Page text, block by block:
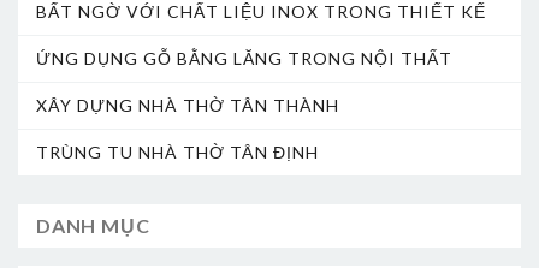
BẤT NGỜ VỚI CHẤT LIỆU INOX TRONG THIẾT KẾ
ỨNG DỤNG GỖ BẰNG LĂNG TRONG NỘI THẤT
XÂY DỰNG NHÀ THỜ TÂN THÀNH
TRÙNG TU NHÀ THỜ TÂN ĐỊNH
DANH MỤC